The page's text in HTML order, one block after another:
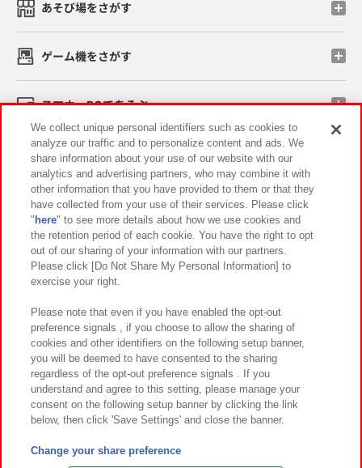
あそび場をさがす
ゲーム機をさがす
スマホ・PCであそぶ
イベント・キャンペーン
関連会社 サステナビリティ サイトポリシー
プライバシーポリシー ウェブアクセシビリティ方針と検証結果
お取引先さまとともに
カスタマーハラスメント対応方針 よくあるご質問・お問い合わせ
©Bandai Namco Amusement Inc.
©Bandai Namco Amusement Lab Inc.
We collect unique personal identifiers such as cookies to
analyze our traffic and to personalize content and ads. We
share information about your use of our website with our
analytics and advertising partners, who may combine it with
other information that you have provided to them or that they
have collected from your use of their services. Please click
" here" to see more details about how we use cookies and
the retention period of each cookie. You have the right to opt
out of our sharing of your information with our partners.
Please click [Do Not Share My Personal Information] to
exercise your right.
Please note that even if you have enabled the opt-out
preference signals , if you choose to allow the sharing of
cookies and other identifiers on the following setup banner,
you will be deemed to have consented to the sharing
regardless of the opt-out preference signals . If you
understand and agree to this setting, please manage your
consent on the following setup banner by clicking the link
below, then click 'Save Settings' and close the banner.
Change your share preference